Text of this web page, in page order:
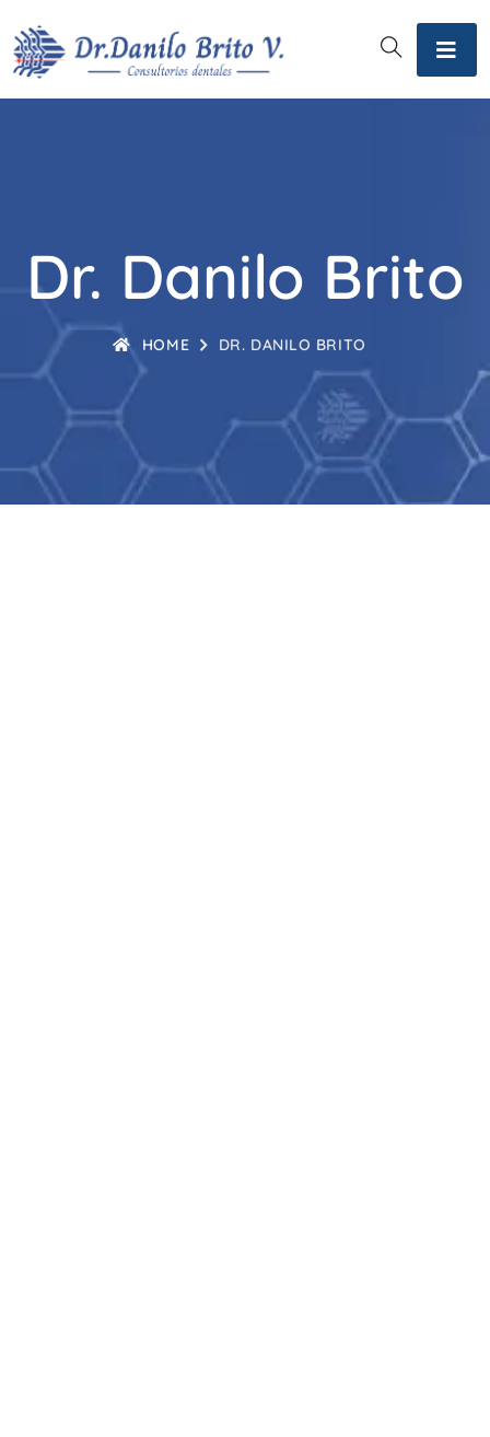
Dr. Danilo Brito
HOME DR. DANILO BRITO